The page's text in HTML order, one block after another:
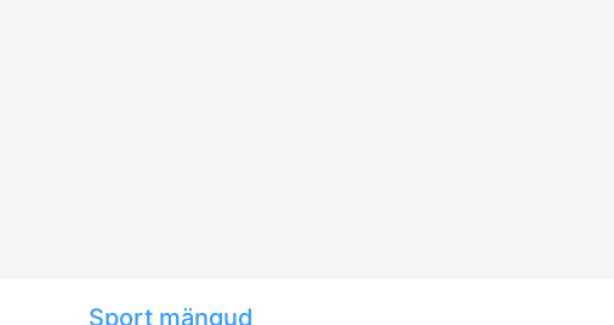
Sport mängud